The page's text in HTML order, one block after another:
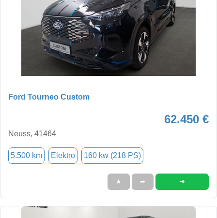
Ford Tourneo Custom
62.450 €
Neuss, 41464
5.500 km Elektro 160 kw (218 PS)
★ ➦ ➜